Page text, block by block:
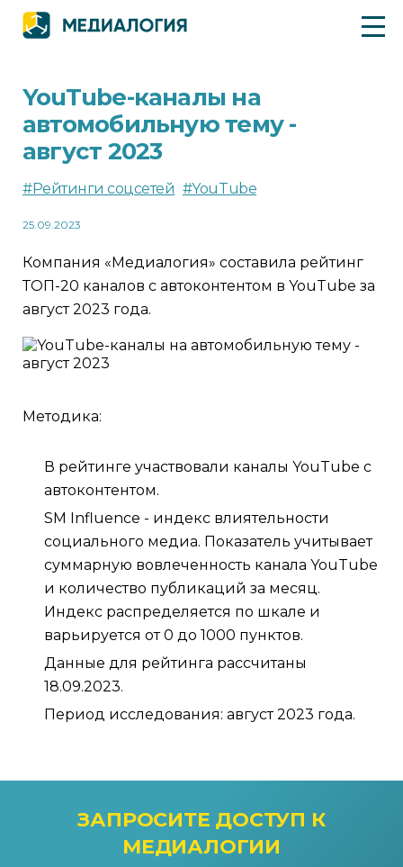
YouTube-каналы на
автомобильную тему -
август 2023
#Рейтинги соцсетей #YouTube
25.09.2023
Компания «Медиалогия» составила рейтинг
ТОП-20 каналов с автоконтентом в YouTube за
август 2023 года.
Методика:
В рейтинге участвовали каналы YouTube с
автоконтентом.
SM Influence - индекс влиятельности
социального медиа. Показатель учитывает
суммарную вовлеченность канала YouTube
и количество публикаций за месяц.
Индекс распределяется по шкале и
варьируется от 0 до 1000 пунктов.
Данные для рейтинга рассчитаны
18.09.2023.
Период исследования: август 2023 года.
ЗАПРОСИТЕ ДОСТУП К
МЕДИАЛОГИИ